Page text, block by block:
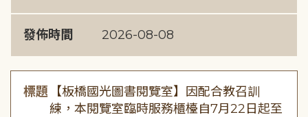
發佈時間 2026-08-08
標題
【板橋國光圖書閱覽室】因配合教召訓
練，本閱覽室臨時服務櫃檯自7月22日起至